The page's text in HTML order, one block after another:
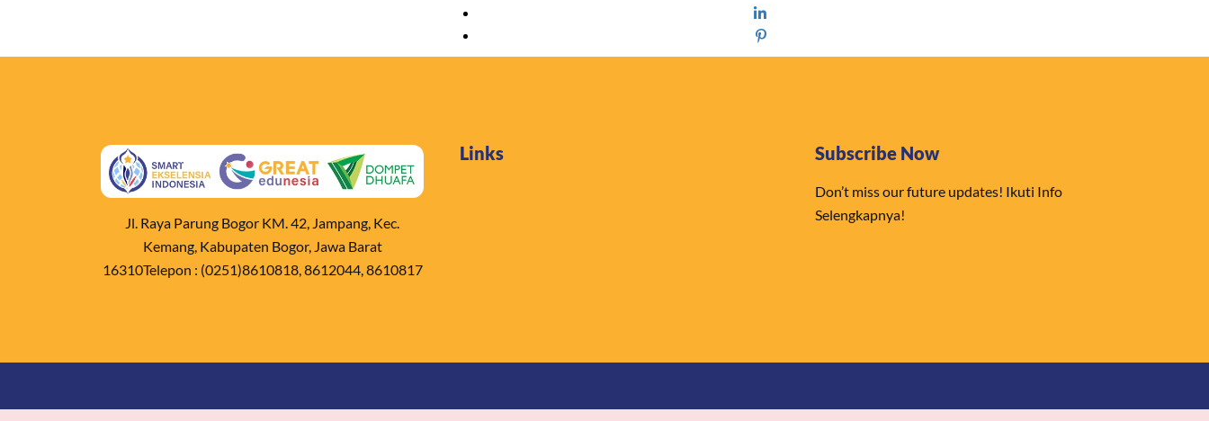
Jl. Raya Parung Bogor KM. 42, Jampang, Kec.
Kemang, Kabupaten Bogor, Jawa Barat
16310Telepon : (0251)8610818, 8612044, 8610817
Links Subscribe Now
Don’t miss our future updates! Ikuti Info
Selengkapnya!